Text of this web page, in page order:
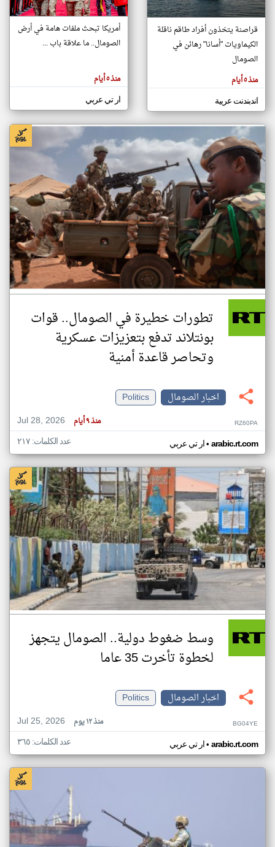
تغيير الدولة
اخبار الصومال على مدار الساعة
أهم اخبار الصومال العاجلة والمباشرة
المقالات
هنا عن
وجهة
كاتبيها.
قراصنة يتخذون أفراد طاقم ناقلة
الكيماويات "أسانا" رهائن في
الصومال
منذ ٥ أيام
اندبندنت عربية
أمريكا تبحث ملفات هامة في أرض
الصومال.. ما علاقة باب ...
منذ ٥ أيام
ار تي عربي
تطورات خطيرة في الصومال.. قوات
بونتلاند تدفع بتعزيزات عسكرية
وتحاصر قاعدة أمنية
اخبار الصومال
Politics
Jul 28, 2026
منذ ٩ أيام RZ60PA
ار تي عربي• arabic.rt.com عدد الكلمات: ٢١٧
وسط ضغوط دولية.. الصومال يتجهز
لخطوة تأخرت 35 عاما
اخبار الصومال
Politics
Jul 25, 2026
منذ ١٢ يوم BG04YE
ار تي عربي• arabic.rt.com عدد الكلمات: ٣٦٥
klyoum.com